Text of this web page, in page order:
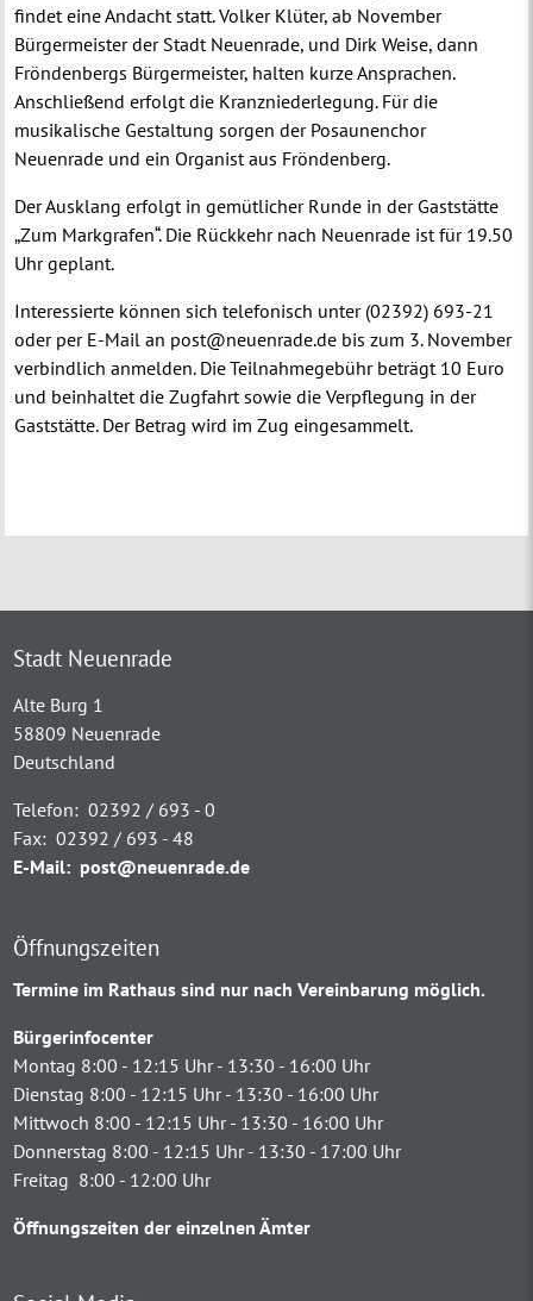
findet eine Andacht statt. Volker Klüter, ab November
Bürgermeister der Stadt Neuenrade, und Dirk Weise, dann
Fröndenbergs Bürgermeister, halten kurze Ansprachen.
Anschließend erfolgt die Kranzniederlegung. Für die
musikalische Gestaltung sorgen der Posaunenchor
Neuenrade und ein Organist aus Fröndenberg.
Der Ausklang erfolgt in gemütlicher Runde in der Gaststätte
„Zum Markgrafen“. Die Rückkehr nach Neuenrade ist für 19.50
Uhr geplant.
Interessierte können sich telefonisch unter (02392) 693-21
oder per E-Mail an post@neuenrade.de bis zum 3. November
verbindlich anmelden. Die Teilnahmegebühr beträgt 10 Euro
und beinhaltet die Zugfahrt sowie die Verpflegung in der
Gaststätte. Der Betrag wird im Zug eingesammelt.
Stadt Neuenrade
Alte Burg 1
58809 Neuenrade
Deutschland
Telefon: 02392 / 693 - 0
Fax: 02392 / 693 - 48
E-Mail: post@neuenrade.de
Öffnungszeiten
Termine im Rathaus sind nur nach Vereinbarung möglich.
Bürgerinfocenter
Montag 8:00 - 12:15 Uhr - 13:30 - 16:00 Uhr
Dienstag 8:00 - 12:15 Uhr - 13:30 - 16:00 Uhr
Mittwoch 8:00 - 12:15 Uhr - 13:30 - 16:00 Uhr
Donnerstag 8:00 - 12:15 Uhr - 13:30 - 17:00 Uhr
Freitag 8:00 - 12:00 Uhr
Öffnungszeiten der einzelnen Ämter